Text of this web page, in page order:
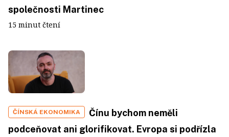
společnosti Martinec
15 minut čtení
ČÍNSKÁ EKONOMIKA
Čínu bychom neměli
podceňovat ani glorifikovat. Evropa si podřízla